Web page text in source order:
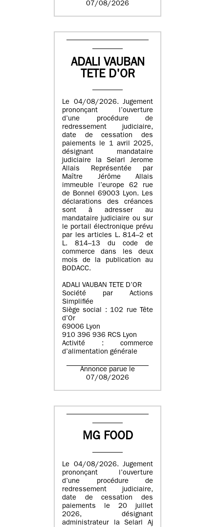
07/08/2026
ADALI VAUBAN
TETE D'OR
Le 04/08/2026. Jugement
prononçant l’ouverture
d’une procédure de
redressement judiciaire,
date de cessation des
paiements le 1 avril 2025,
désignant mandataire
judiciaire la Selarl Jerome
Allais Représentée par
Maître Jérôme Allais
immeuble l’europe 62 rue
de Bonnel 69003 Lyon. Les
déclarations des créances
sont à adresser au
mandataire judiciaire ou sur
le portail électronique prévu
par les articles L. 814–2 et
L. 814–13 du code de
commerce dans les deux
mois de la publication au
BODACC.
ADALI VAUBAN TETE D’OR
Société par Actions
Simplifiée
Siège social : 102 rue Tête
d’Or
69006 Lyon
910 396 936 RCS Lyon
Activité : commerce
d’alimentation générale
Annonce parue le
07/08/2026
MG FOOD
Le 04/08/2026. Jugement
prononçant l’ouverture
d’une procédure de
redressement judiciaire,
date de cessation des
paiements le 20 juillet
2026, désignant
administrateur la Selarl Aj